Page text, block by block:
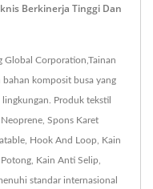
Berkinerja Tinggi Dan
Global Corporation,Tainan
komposit busa yang
Produk tekstil
Spons Karet
Hook And Loop, Kain
Kain Anti Selip,
standar internasional